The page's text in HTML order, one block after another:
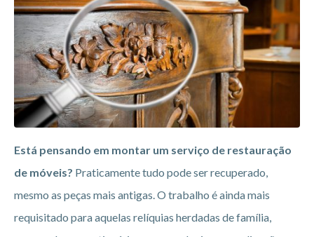
Está pensando em montar um serviço de restauração
de móveis? Praticamente tudo pode ser recuperado,
mesmo as peças mais antigas. O trabalho é ainda mais
requisitado para aquelas relíquias herdadas de família,